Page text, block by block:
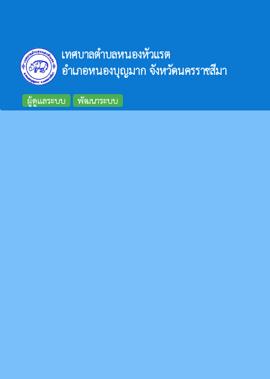
เทศบาลตำบลหนองหัวแรต
อำเภอหนองบุญมาก จังหวัดนครราชสีมา
ผู้ดูแลระบบ พัฒนาระบบ